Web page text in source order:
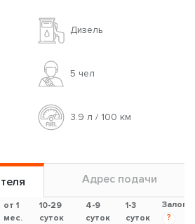
Дизель
5 чел
3.9 л / 100 км
Адрес подачи
от 1
мес.
10-29
суток
4-9
суток
1-3
суток
Залог
?